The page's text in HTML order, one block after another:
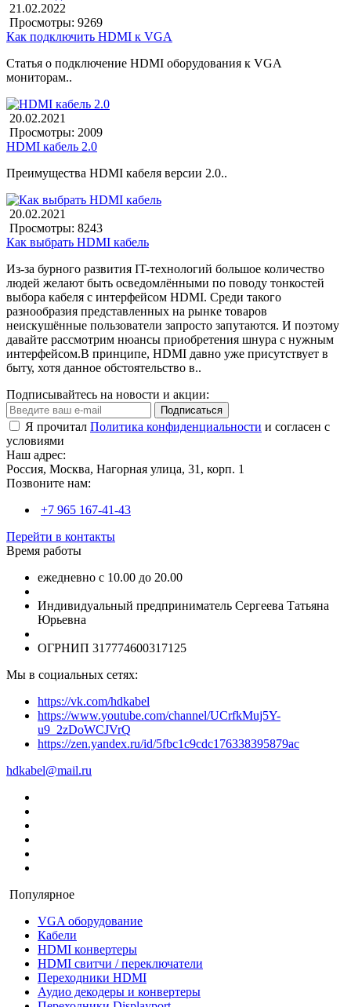
21.02.2022
Просмотры: 9269
Как подключить HDMI к VGA
Статья о подключение HDMI оборудования к VGA
мониторам..
20.02.2021
Просмотры: 2009
HDMI кабель 2.0
Преимущества HDMI кабеля версии 2.0..
20.02.2021
Просмотры: 8243
Как выбрать HDMI кабель
Из-за бурного развития IT-технологий большое количество
людей желают быть осведомлёнными по поводу тонкостей
выбора кабеля с интерфейсом HDMI. Среди такого
разнообразия представленных на рынке товаров
неискушённые пользователи запросто запутаются. И поэтому
давайте рассмотрим нюансы приобретения шнура с нужным
интерфейсом.В принципе, HDMI давно уже присутствует в
быту, хотя данное обстоятельство в..
Подписывайтесь на новости и акции:
Подписаться
Я прочитал Политика конфиденциальности и согласен с
условиями
Наш адрес:
Россия, Москва, Нагорная улица, 31, корп. 1
Позвоните нам:
+7 965 167-41-43
Перейти в контакты
Время работы
ежедневно с 10.00 до 20.00
Индивидуальный предприниматель Сергеева Татьяна
Юрьевна
ОГРНИП 317774600317125
Мы в социальных сетях:
https://vk.com/hdkabel
https://www.youtube.com/channel/UCrfkMuj5Y-
u9_2zDoWCJVrQ
https://zen.yandex.ru/id/5fbc1c9cdc176338395879ac
hdkabel@mail.ru
Популярное
VGA оборудование
Кабели
HDMI конвертеры
HDMI свитчи / переключатели
Переходники HDMI
Аудио декодеры и конвертеры